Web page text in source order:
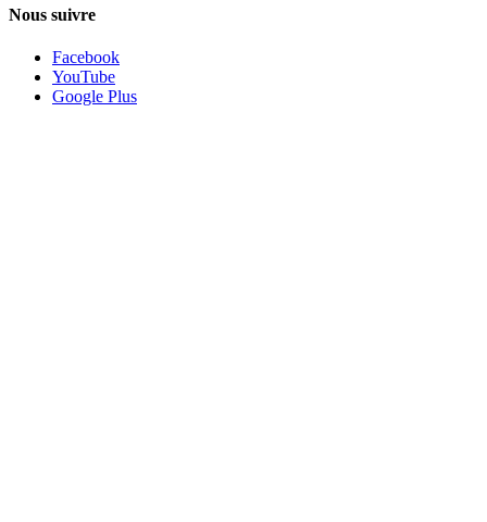
Nous suivre
Facebook
YouTube
Google Plus